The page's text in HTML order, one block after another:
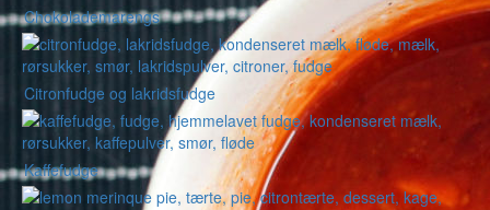
Chokolademarengs
Citronfudge og lakridsfudge
Kaffefudge